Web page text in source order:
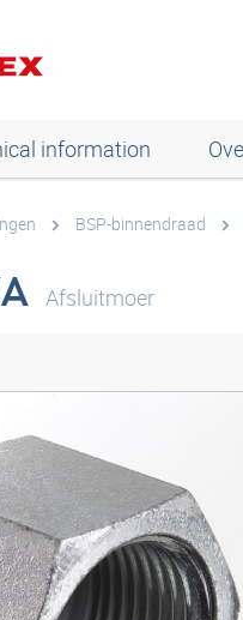
information
BSP-binnendraad
Afsluitmoer